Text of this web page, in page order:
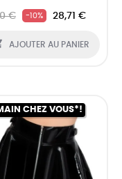
€ -10% 28,71 €
AJOUTER AU PANIER
CHEZ VOUS*!